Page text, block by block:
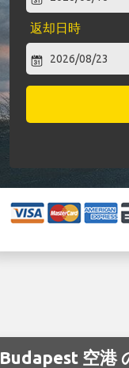
返却日時
Budapest 空港